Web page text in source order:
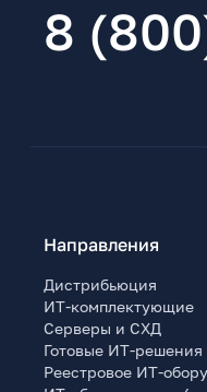
8
Направления
Дистрибьюция
ИТ-комплектующие
Серверы и СХД
Готовые ИТ-решения
Реестровое ИТ-